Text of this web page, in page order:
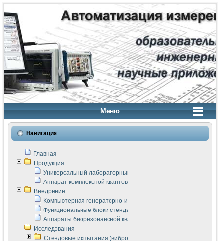
Меню
Навигация
Главная
Продукция
Универсальный лабораторный стенд "Сигнал-USB"
Аппарат комплексной квантовой терапии Интроскан
Внедрение
Компьютерная генераторно-измерительная система
Функциональные блоки стенда "Сигнал-USB"
Аппараты биорезонансной квантовой терапии серии СКАН
Исследования
Стендовые испытания (виброакустика, тензометрия и т.п.)